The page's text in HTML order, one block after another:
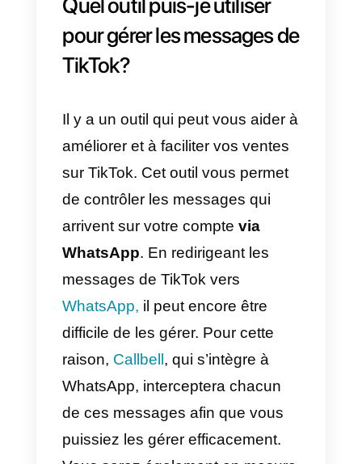
Pour créer un lien WhatsApp, il
vous suffit de suivre les étapes
Vous constaterez que cette
opération est très simple et ne
prend pas plus de deux minutes.
Entrez ici
3) Ajoutez votre lien WhatsApp
dans la bio de votre compte
TikTok.
Une fois que vous êtes passé à
votre compte professionnel et